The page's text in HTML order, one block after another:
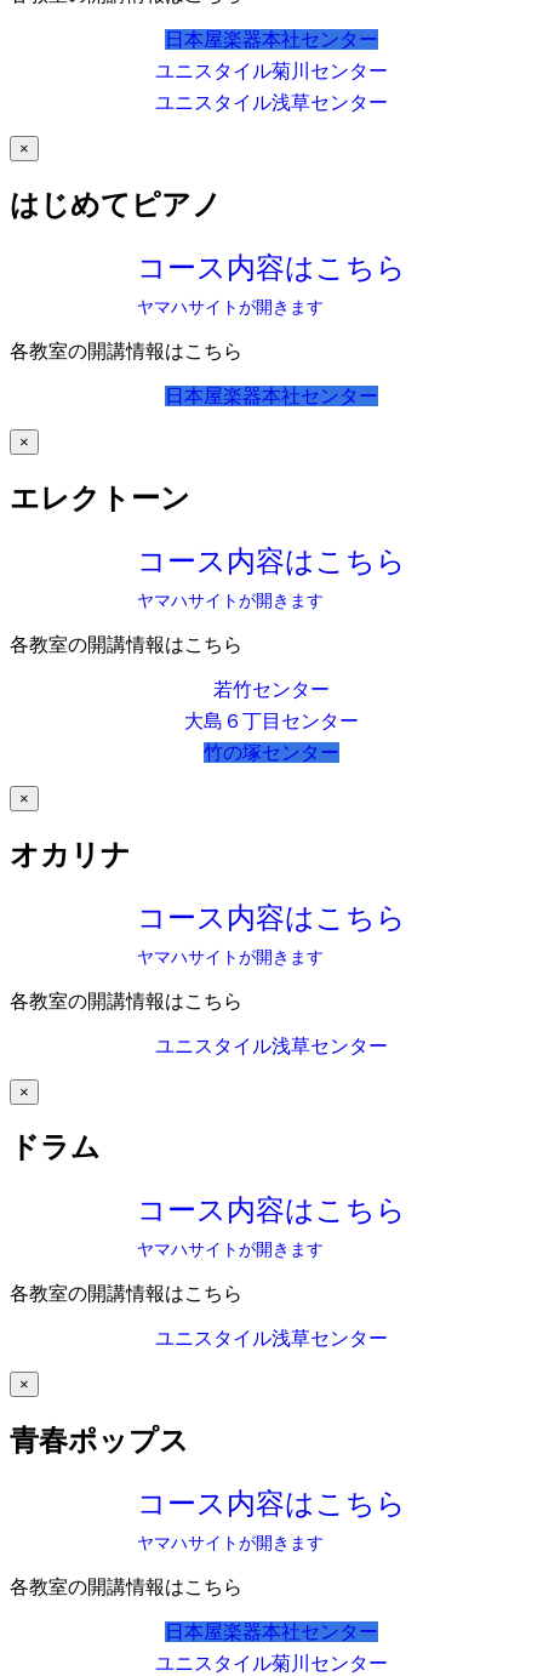
日本屋楽器本社センター
ユニスタイル菊川センター
ユニスタイル浅草センター
×
はじめてピアノ
コース内容はこちら
ヤマハサイトが開きます
各教室の開講情報はこちら
日本屋楽器本社センター
×
エレクトーン
コース内容はこちら
ヤマハサイトが開きます
各教室の開講情報はこちら
若竹センター
大島６丁目センター
竹の塚センター
×
オカリナ
コース内容はこちら
ヤマハサイトが開きます
各教室の開講情報はこちら
ユニスタイル浅草センター
×
ドラム
コース内容はこちら
ヤマハサイトが開きます
各教室の開講情報はこちら
ユニスタイル浅草センター
×
青春ポップス
コース内容はこちら
ヤマハサイトが開きます
各教室の開講情報はこちら
日本屋楽器本社センター
ユニスタイル菊川センター